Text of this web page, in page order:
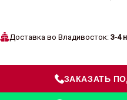
Доставка во Владивосток:3-4
ЗАКАЗАТЬ